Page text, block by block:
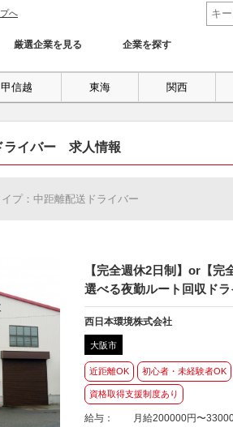
へ
厳選企業を見る 企業を探す
信越 東海 関西
ライバー 求人情報
プ：中距離配送ドライバー
【完全週休2日制】or【
選べる夜勤ルート回収ドラ
西日本環境株式会社
大阪市
近距離OK 初心者・未経験者OK
資格取得支援制度あり
給与：
月給200000円〜